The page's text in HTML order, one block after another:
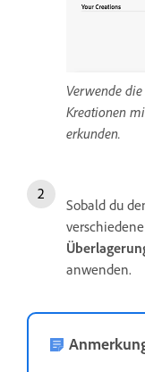
Verwende
Kreationen
erkunden.
Sobald du
anwenden.